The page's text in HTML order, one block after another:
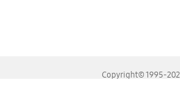
Copyright© 1995-